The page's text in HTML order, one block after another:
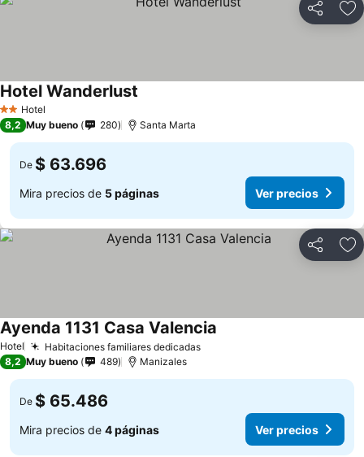
Compartir
2 Estrellas
Hotel
Hotel Wanderlust
8,2 Muy bueno 280 Santa Marta
De $ 63.696
Mira precios de 5 páginas Ver precios
Compartir
Hotel Habitaciones familiares dedicadasVer precios
Ayenda 1131 Casa Valencia
8,2 Muy bueno 489 Manizales
De $ 65.486
Mira precios de 4 páginas Ver precios